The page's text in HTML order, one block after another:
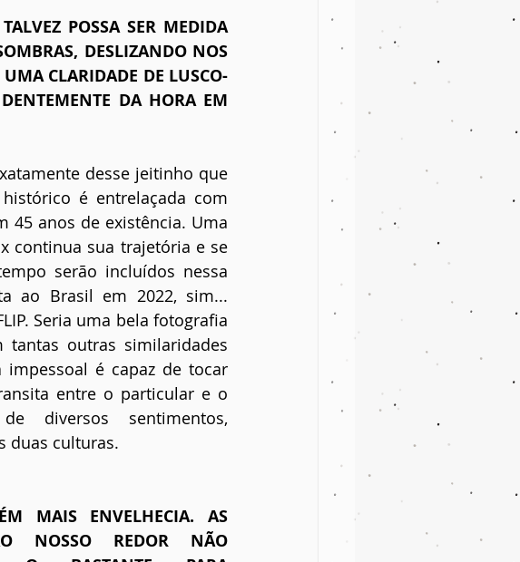
POSSA SER MEDIDA
DESLIZANDO NOS
CLARIDADE DE LUSCO-
DA HORA EM
desse jeitinho que
é entrelaçada com
45 anos de existência. Uma
continua sua trajetória e se
serão incluídos nessa
ao Brasil em 2022, sim...
Seria uma bela fotografia
outras similaridades
é capaz de tocar
entre o particular e o
diversos sentimentos,
duas culturas.
MAIS ENVELHECIA. AS
NOSSO REDOR NÃO